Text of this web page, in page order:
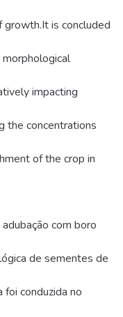
is concluded
impacting
the concentrations
of the crop in
com boro
de sementes de
foi conduzida no